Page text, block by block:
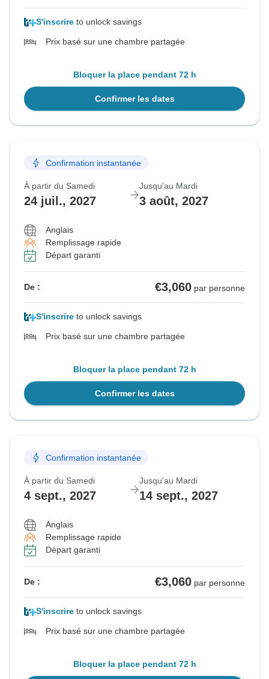
S'inscrire to unlock savings
Prix basé sur une chambre partagée
Bloquer la place pendant 72 h
Confirmer les dates
Confirmation instantanée
À partir du Samedi
24 juil., 2027
Jusqu'au Mardi
3 août, 2027
Anglais
Remplissage rapide
Départ garanti
De : €3,060 par personne
S'inscrire to unlock savings
Prix basé sur une chambre partagée
Bloquer la place pendant 72 h
Confirmer les dates
Confirmation instantanée
À partir du Samedi
4 sept., 2027
Jusqu'au Mardi
14 sept., 2027
Anglais
Remplissage rapide
Départ garanti
De : €3,060 par personne
S'inscrire to unlock savings
Prix basé sur une chambre partagée
Bloquer la place pendant 72 h